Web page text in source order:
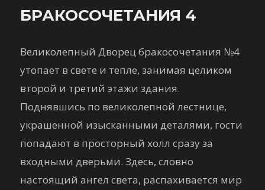
БРАКОСОЧЕТАНИЯ 4
Великолепный Дворец бракосочетания №4
утопает в свете и тепле, занимая целиком
второй и третий этажи здания.
Поднявшись по великолепной лестнице,
украшенной изысканными деталями, гости
попадают в просторный холл сразу за
входными дверьми. Здесь, словно
настоящий ангел света, распахивается мир